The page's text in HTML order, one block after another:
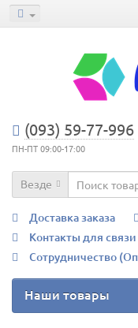
(093) 59-77-996
ПН-ПТ 09:00-17:00
Везде
Доставка заказа
Контакты для связи
Сотрудничество
Наши товары